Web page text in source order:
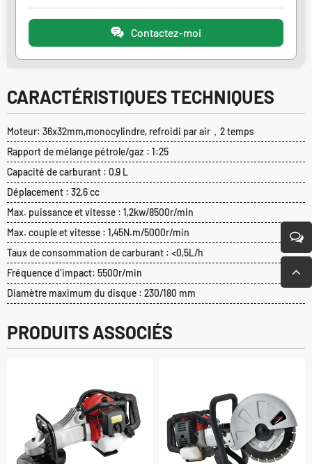
Contactez-moi
CARACTÉRISTIQUES TECHNIQUES
Moteur: 36x32mm,monocylindre, refroidi par air，2 temps
Rapport de mélange pétrole/gaz : 1:25
Capacité de carburant : 0,9 L
Déplacement : 32,6 cc
Max. puissance et vitesse : 1,2kw/8500r/min
Max. couple et vitesse : 1,45N.m/5000r/min
Taux de consommation de carburant : <0,5L/h
Fréquence d'impact: 5500r/min
Diamètre maximum du disque : 230/180 mm
PRODUITS ASSOCIÉS